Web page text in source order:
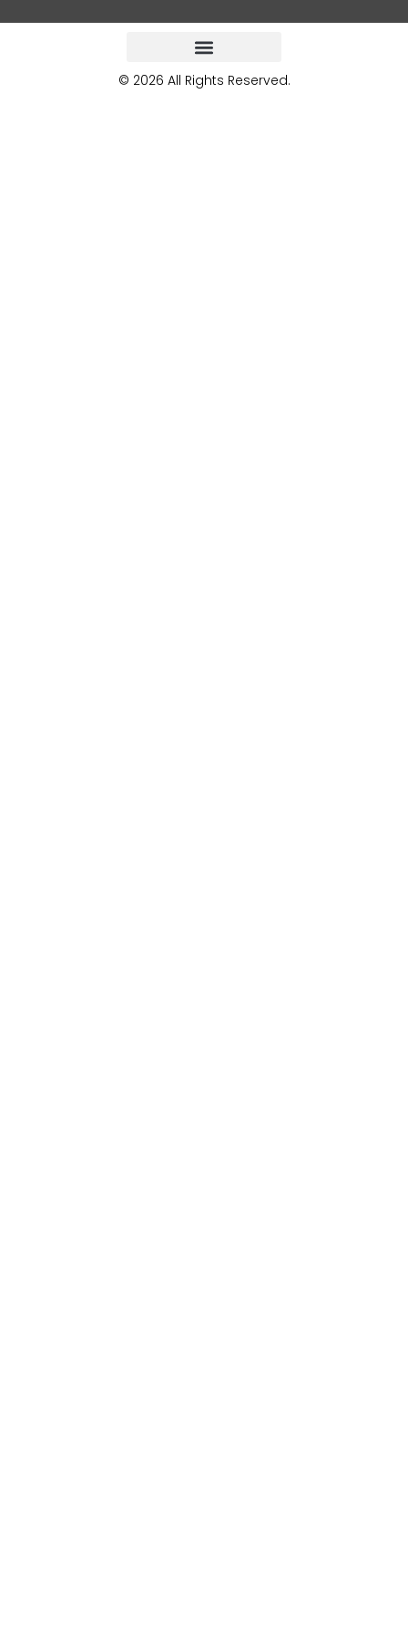
© 2026 All Rights Reserved.